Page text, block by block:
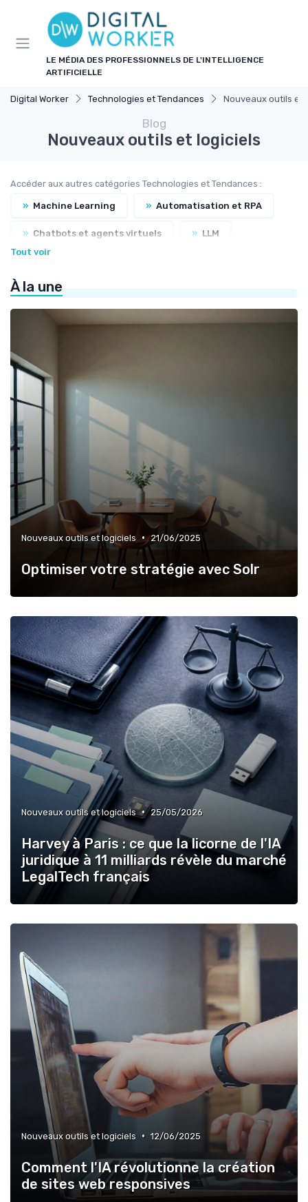
LE MÉDIA DES PROFESSIONNELS DE L'INTELLIGENCE
ARTIFICIELLE
Digital Worker Technologies et Tendances Nouveaux outils et
Blog
Nouveaux outils et logiciels
Accéder aux autres catégories Technologies et Tendances :
» Machine Learning » Automatisation et RPA
» Chatbots et agents virtuels » LLM
Tout voir
À la une
Nouveaux outils et logiciels • 21/06/2025
Optimiser votre stratégie avec Solr
Nouveaux outils et logiciels • 25/05/2026
Harvey à Paris : ce que la licorne de l'IA
juridique à 11 milliards révèle du marché
LegalTech français
Nouveaux outils et logiciels • 12/06/2025
Comment l'IA révolutionne la création
de sites web responsives